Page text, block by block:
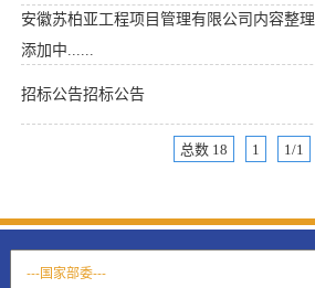
安徽苏柏亚工程项目管理有限公司内容整理
添加中......
招标公告招标公告
总数 18 1 1/1